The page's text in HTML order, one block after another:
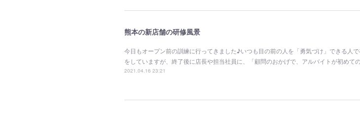
熊本の新店舗の研修風景
今日もオープン前の訓練に行ってきました♪いつも目の前の人を「勇気づけ」できる人
をしていますが、終了後に店長や担当社員に、「顧問のおかげで、アルバイトが初めて
2021.04.16 23:21